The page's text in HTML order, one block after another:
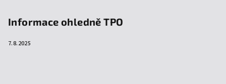
Informace ohledně TPO
7.8.2025